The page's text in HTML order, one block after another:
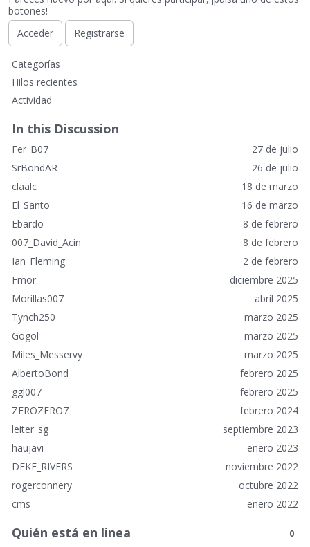
botones!
Acceder
Registrarse
E
n
a
c
e
s
r
á
p
d
o
s
Categorías
Hilos recientes
Actividad
In this Discussion
27 de julio
Fer_B07
26 de julio
SrBondAR
18 de marzo
claalc
16 de marzo
El_Santo
8 de febrero
Ebardo
8 de febrero
007_David_Acín
2 de febrero
Ian_Fleming
diciembre 2025
Fmor
abril 2025
Morillas007
marzo 2025
Tynch250
marzo 2025
Gogol
marzo 2025
Miles_Messervy
febrero 2025
AlbertoBond
febrero 2025
ggl007
febrero 2024
ZEROZERO7
septiembre 2023
leiter_sg
enero 2023
haujavi
noviembre 2022
DEKE_RIVERS
octubre 2022
rogerconnery
enero 2022
cms
Quién está en linea 0